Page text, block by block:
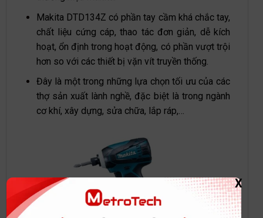
Makita DTD134Z có phần tay cầm khá chắc tay,
chất liệu cứng cáp, thao tác đơn giản, dễ kích
hoạt, ổn định trong hoạt động, có phần vượt trội
hơn so với các thiết bị vặn vít truyền thống.
Đây là một trong những lựa chọn tối ưu của các
thợ sản xuất lành nghề, đặc biệt là trong ngành
cơ khí, xây dựng, sửa chữa, lắp ráp,…
X